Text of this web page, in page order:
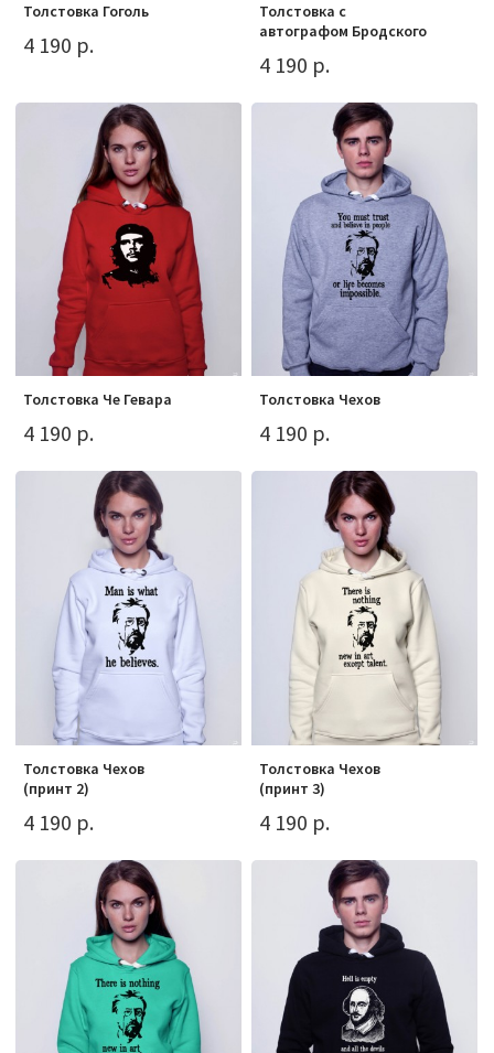
Толстовка Гоголь
4 190 р.
Толстовка с
автографом Бродского
4 190 р.
Толстовка Че Гевара
4 190 р.
Толстовка Чехов
4 190 р.
Толстовка Чехов
(принт 2)
4 190 р.
Толстовка Чехов
(принт 3)
4 190 р.